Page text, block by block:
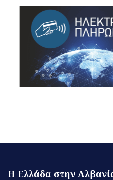
Η Ελλάδα στην